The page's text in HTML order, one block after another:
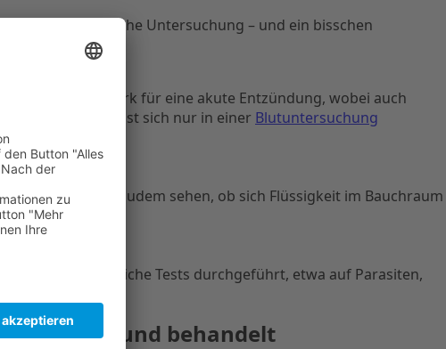
tierärztliche Untersuchung – und ein bisschen
Wert spricht stark für eine akute Entzündung, wobei auch
– all das lässt sich nur in einer Blutuntersuchung
Tierarzt kann zudem sehen, ob sich Flüssigkeit im Bauchraum
oft zusätzliche Tests durchgeführt, etwa auf Parasiten,
beim Hund behandelt